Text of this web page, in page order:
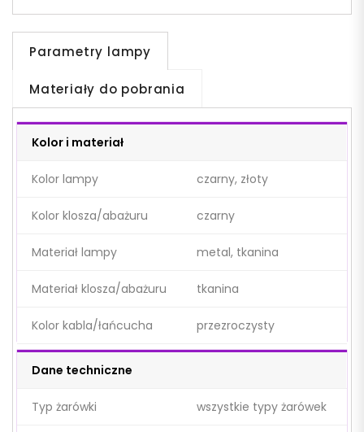
Parametry lampy
Materiały do pobrania
Kolor i materiał
Kolor lampy czarny, złoty
Kolor klosza/abażuru czarny
Materiał lampy metal, tkanina
Materiał klosza/abażuru tkanina
Kolor kabla/łańcucha przezroczysty
Dane techniczne
Typ żarówki wszystkie typy żarówek